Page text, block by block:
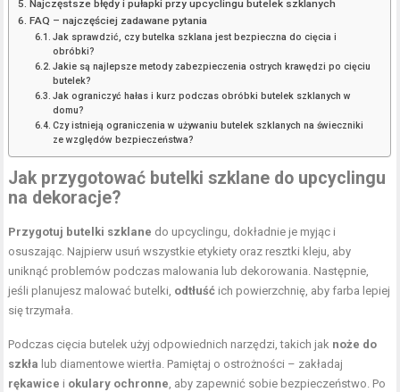
Najczęstsze błędy i pułapki przy upcyclingu butelek szklanych
FAQ – najczęściej zadawane pytania
Jak sprawdzić, czy butelka szklana jest bezpieczna do cięcia i
obróbki?
Jakie są najlepsze metody zabezpieczenia ostrych krawędzi po cięciu
butelek?
Jak ograniczyć hałas i kurz podczas obróbki butelek szklanych w
domu?
Czy istnieją ograniczenia w używaniu butelek szklanych na świeczniki
ze względów bezpieczeństwa?
Jak przygotować butelki szklane do upcyclingu
na dekoracje?
Przygotuj butelki szklane do upcyclingu, dokładnie je myjąc i
osuszając. Najpierw usuń wszystkie etykiety oraz resztki kleju, aby
uniknąć problemów podczas malowania lub dekorowania. Następnie,
jeśli planujesz malować butelki, odtłuść ich powierzchnię, aby farba lepiej
się trzymała.
Podczas cięcia butelek użyj odpowiednich narzędzi, takich jak noże do
szkła lub diamentowe wiertła. Pamiętaj o ostrożności – zakładaj
rękawice i okulary ochronne, aby zapewnić sobie bezpieczeństwo. Po